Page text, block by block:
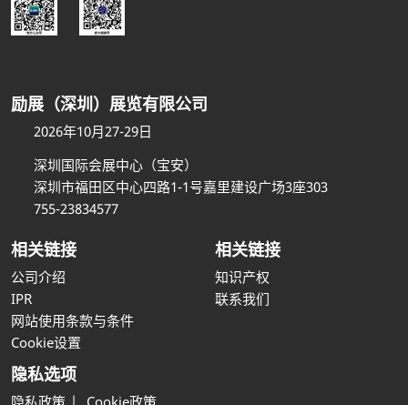
励展（深圳）展览有限公司
2026年10月27-29日
深圳国际会展中心（宝安）
深圳市福田区中心四路1-1号嘉里建设广场3座303
755-23834577
相关链接
公司介绍
IPR
网站使用条款与条件
Cookie设置
相关链接
知识产权
联系我们
隐私选项
隐私政策 Cookie政策